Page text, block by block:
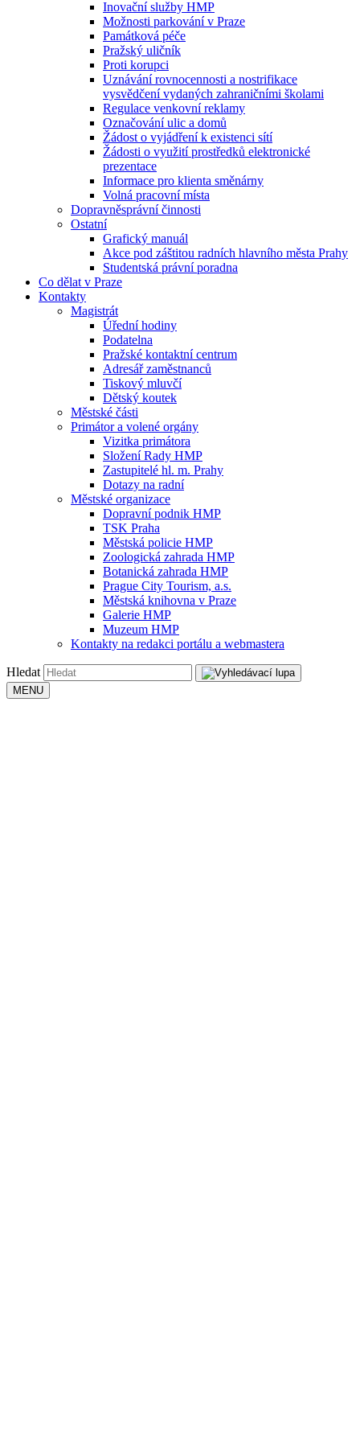
Inovační služby HMP
Možnosti parkování v Praze
Památková péče
Pražský uličník
Proti korupci
Uznávání rovnocennosti a nostrifikace
vysvědčení vydaných zahraničními školami
Regulace venkovní reklamy
Označování ulic a domů
Žádost o vyjádření k existenci sítí
Žádosti o využití prostředků elektronické
prezentace
Informace pro klienta směnárny
Volná pracovní místa
Dopravněsprávní činnosti
Ostatní
Grafický manuál
Akce pod záštitou radních hlavního města Prahy
Studentská právní poradna
Co dělat v Praze
Kontakty
Magistrát
Úřední hodiny
Podatelna
Pražské kontaktní centrum
Adresář zaměstnanců
Tiskový mluvčí
Dětský koutek
Městské části
Primátor a volené orgány
Vizitka primátora
Složení Rady HMP
Zastupitelé hl. m. Prahy
Dotazy na radní
Městské organizace
Dopravní podnik HMP
TSK Praha
Městská policie HMP
Zoologická zahrada HMP
Botanická zahrada HMP
Prague City Tourism, a.s.
Městská knihovna v Praze
Galerie HMP
Muzeum HMP
Kontakty na redakci portálu a webmastera
Hledat
MENU